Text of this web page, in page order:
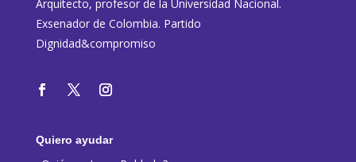
Arquitecto, profesor de la Universidad Nacional.
Exsenador de Colombia. Partido
Dignidad&compromiso
Quiero ayudar